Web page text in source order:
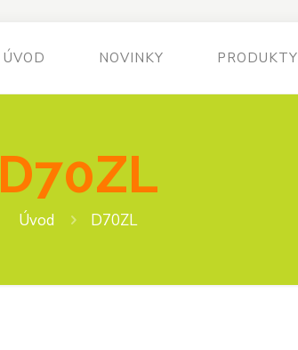
ÚVOD NOVINKY PRODUKTY
D70ZL
Úvod D70ZL